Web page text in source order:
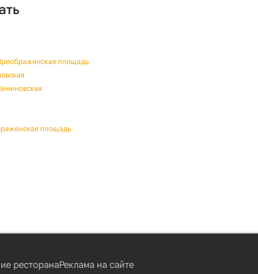
площадь
площадь
ресторанаРеклама на сайте